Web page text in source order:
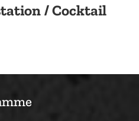
/ Cocktail